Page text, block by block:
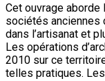
Cet ouvrage
sociétés anciennes
dans l’artisanat et
Les opérations
2010 sur ce
telles pratiques.